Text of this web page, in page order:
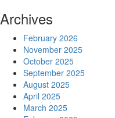
Archives
February 2026
November 2025
October 2025
September 2025
August 2025
April 2025
March 2025